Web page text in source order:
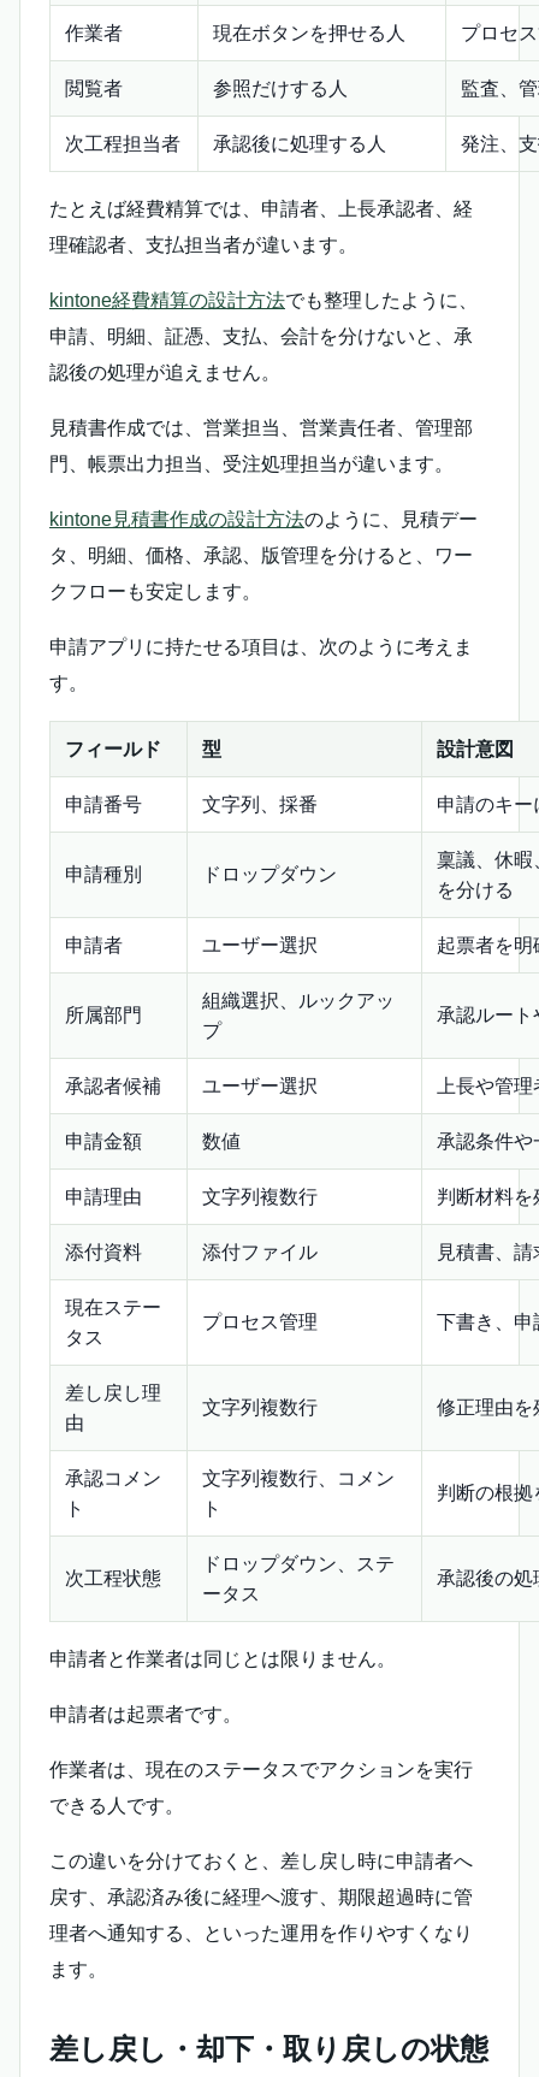
作業者 現在ボタンを押せる人 プロセ
閲覧者 参照だけする人 監査、
次工程担当者 承認後に処理する人 発注、
たとえば経費精算では、申請者、上長承認者、経
理確認者、支払担当者が違います。
kintone経費精算の設計方法でも整理したように、
申請、明細、証憑、支払、会計を分けないと、承
認後の処理が追えません。
見積書作成では、営業担当、営業責任者、管理部
門、帳票出力担当、受注処理担当が違います。
kintone見積書作成の設計方法のように、見積デー
タ、明細、価格、承認、版管理を分けると、ワー
クフローも安定します。
申請アプリに持たせる項目は、次のように考えま
す。
フィールド 型 設計意図
申請番号 文字列、採番 申請のキー
申請種別 ドロップダウン
稟議、休暇
を分ける
申請者 ユーザー選択 起票者を明
所属部門
組織選択、ルックアッ
プ
承認ルート
承認者候補 ユーザー選択 上長や管
申請金額 数値 承認条件や
申請理由 文字列複数行 判断材料を
添付資料 添付ファイル 見積書、
現在ステー
タス
プロセス管理 下書き、申
差し戻し理
由
文字列複数行 修正理由を
承認コメン
ト
文字列複数行、コメン
ト
判断の根拠
次工程状態
ドロップダウン、ステ
ータス
承認後の処
申請者と作業者は同じとは限りません。
申請者は起票者です。
作業者は、現在のステータスでアクションを実行
できる人です。
この違いを分けておくと、差し戻し時に申請者へ
戻す、承認済み後に経理へ渡す、期限超過時に管
理者へ通知する、といった運用を作りやすくなり
ます。
差し戻し・却下・取り戻しの状態